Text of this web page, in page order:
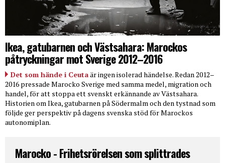
Ikea, gatubarnen och Västsahara: Marockos
påtryckningar mot Sverige 2012–2016
Det som hände i Ceutaär ingen isolerad händelse. Redan 2012–
2016 pressade Marocko Sverige med samma medel, migration och
handel, för att stoppa ett svenskt erkännande av Västsahara.
Historien om Ikea, gatubarnen på Södermalm och den tystnad som
följde ger perspektiv på dagens svenska stöd för Marockos
autonomiplan.
Marocko - Frihetsrörelsen som splittrades